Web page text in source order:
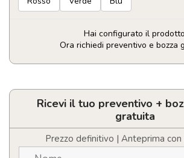
Hai configurato il
Ora richiedi preventivo e bozza
Accendino
SLIM
Personalizzabile
Ricevi il tuo preventivo +
gratuita
Prezzo definitivo | Anteprima